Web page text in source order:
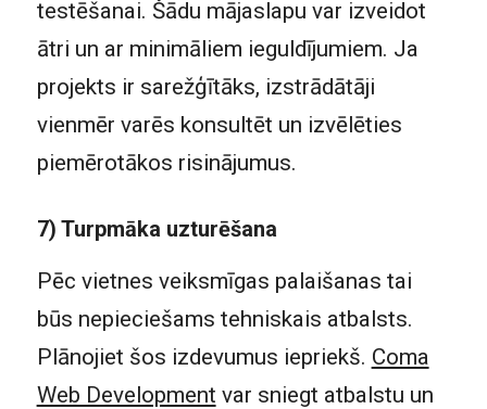
testēšanai. Šādu mājaslapu var izveidot
ātri un ar minimāliem ieguldījumiem. Ja
projekts ir sarežģītāks, izstrādātāji
vienmēr varēs konsultēt un izvēlēties
piemērotākos risinājumus.
7) Turpmāka uzturēšana
Pēc vietnes veiksmīgas palaišanas tai
būs nepieciešams tehniskais atbalsts.
Plānojiet šos izdevumus iepriekš. Coma
Web Development var sniegt atbalstu un